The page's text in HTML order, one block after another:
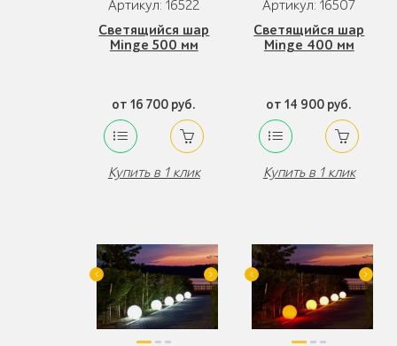
Артикул: 16522
Светящийся шар
Minge 500 мм
от 16 700 руб.
Купить в 1 клик
Артикул: 16507
Светящийся шар
Minge 400 мм
от 14 900 руб.
Купить в 1 клик